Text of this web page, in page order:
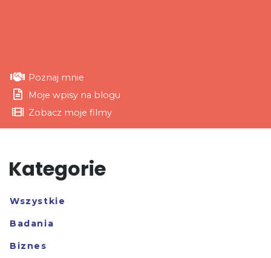
Poznaj mnie
Moje wpisy na blogu
Zobacz moje filmy
Kategorie
Wszystkie
Badania
Biznes